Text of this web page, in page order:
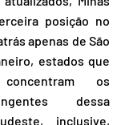
posição no
apenas de São
estados que
concentram os
dessa
inclusive,